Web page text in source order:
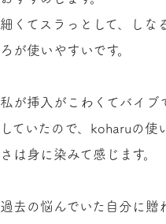
細くてスラっとして、しな
ろが使いやすいです。
私が挿入がこわくてバイブ
していたので、koharuの使
さは身に染みて感じます。
過去の悩んでいた自分に贈